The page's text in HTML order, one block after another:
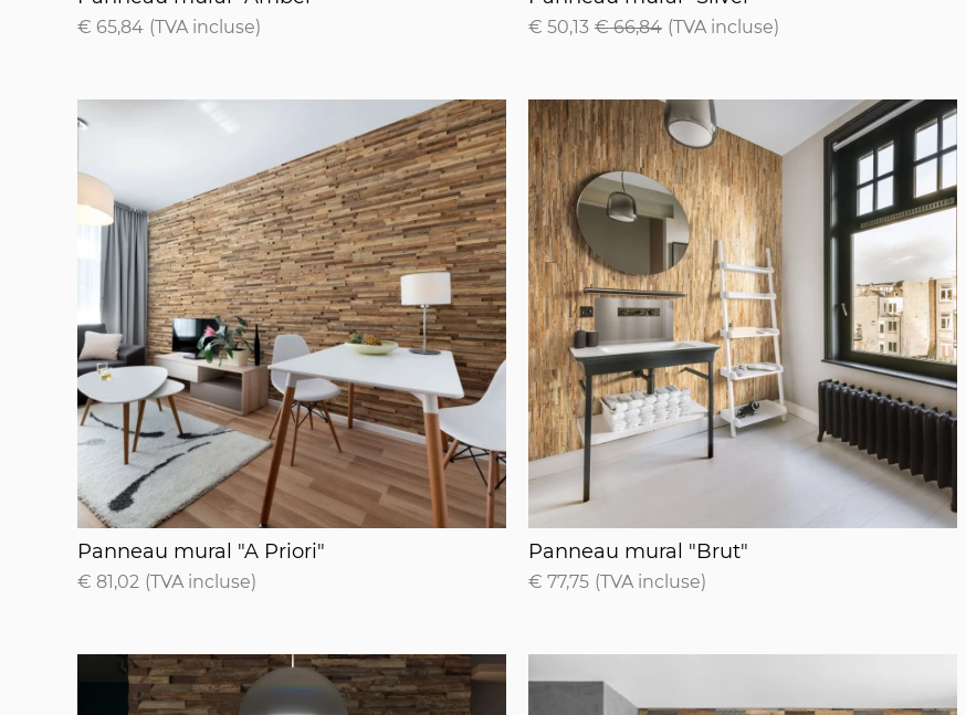
€ 65,84 (TVA incluse) € 50,13 € 66,84 (TVA incluse)
Panneau mural "A Priori"
Panneau mural "A Priori"
€ 81,02 (TVA incluse)
Panneau mural "Brut"
Panneau mural "Brut"
€ 77,75 (TVA incluse)